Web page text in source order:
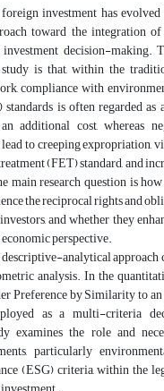
foreign investment has
toward the integration
decision-making.
is that, within the
compliance with
is often regarded as
additional cost, whereas
to creeping expropriation,
(FET) standard, and
main research question is
the reciprocal rights and
and whether they
perspective.
descriptive-analytical
analysis. In the
Preference by Similarity to
as a multi-criteria
examines the role and
particularly
(ESG) criteria, within the